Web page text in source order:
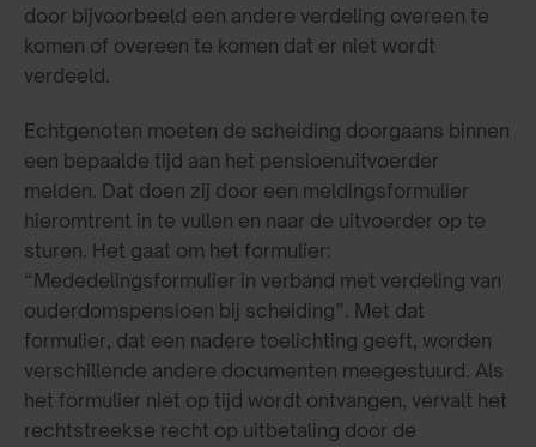
door bijvoorbeeld een andere verdeling overeen te
komen of overeen te komen dat er niet wordt
verdeeld.
Echtgenoten moeten de scheiding doorgaans binnen
een bepaalde tijd aan het pensioenuitvoerder
melden. Dat doen zij door een meldingsformulier
hieromtrent in te vullen en naar de uitvoerder op te
sturen. Het gaat om het formulier:
“Mededelingsformulier in verband met verdeling van
ouderdomspensioen bij scheiding”. Met dat
formulier, dat een nadere toelichting geeft, worden
verschillende andere documenten meegestuurd. Als
het formulier niet op tijd wordt ontvangen, vervalt het
rechtstreekse recht op uitbetaling door de